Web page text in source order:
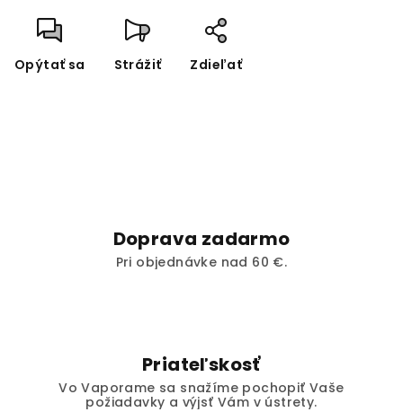
Opýtať sa Strážiť Zdieľať
Doprava zadarmo
Pri objednávke nad 60 €.
Priateľskosť
Vo Vaporame sa snažíme pochopiť Vaše
požiadavky a výjsť Vám v ústrety.